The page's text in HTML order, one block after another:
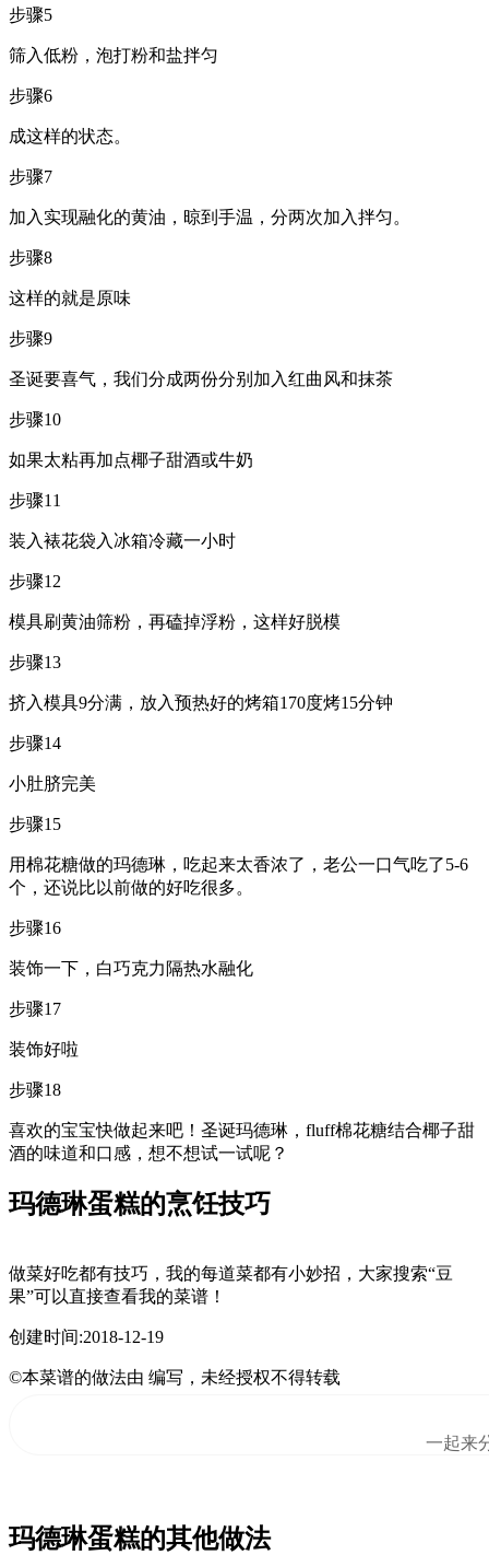
步骤5
筛入低粉，泡打粉和盐拌匀
步骤6
成这样的状态。
步骤7
加入实现融化的黄油，晾到手温，分两次加入拌匀。
步骤8
这样的就是原味
步骤9
圣诞要喜气，我们分成两份分别加入红曲风和抹茶
步骤10
如果太粘再加点椰子甜酒或牛奶
步骤11
装入裱花袋入冰箱冷藏一小时
步骤12
模具刷黄油筛粉，再磕掉浮粉，这样好脱模
步骤13
挤入模具9分满，放入预热好的烤箱170度烤15分钟
步骤14
小肚脐完美
步骤15
用棉花糖做的玛德琳，吃起来太香浓了，老公一口气吃了5-6
个，还说比以前做的好吃很多。
步骤16
装饰一下，白巧克力隔热水融化
步骤17
装饰好啦
步骤18
喜欢的宝宝快做起来吧！圣诞玛德琳，fluff棉花糖结合椰子甜
酒的味道和口感，想不想试一试呢？
玛德琳蛋糕的烹饪技巧
做菜好吃都有技巧，我的每道菜都有小妙招，大家搜索“豆
果”可以直接查看我的菜谱！
创建时间:2018-12-19
©本菜谱的做法由 编写，未经授权不得转载
一起来
玛德琳蛋糕的其他做法